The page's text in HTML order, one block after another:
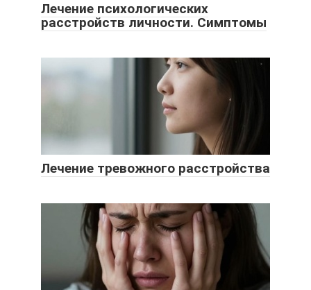
Лечение психологических
расстройств личности. Симптомы
Лечение тревожного расстройства